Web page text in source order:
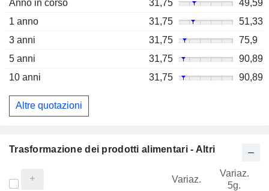
Anno in corso
31,75
49,59
1 anno
31,75
51,33
3 anni
31,75
75,9
5 anni
31,75
90,89
10 anni
31,75 90,89
Altre quotazioni
Trasformazione dei prodotti alimentari - Altri
Variaz.
Variaz.
5g.